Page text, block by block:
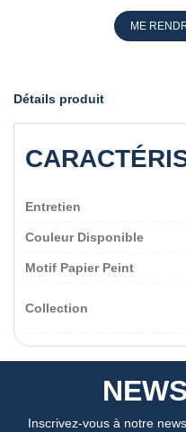
ME
Détails produit
Entretien
Couleur Disponible
Motif Papier Peint
Collection
Inscrivez-vous à notre